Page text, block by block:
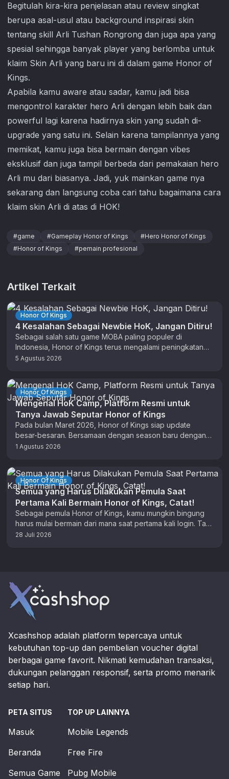
Begitulah kira-kira penjelasan atau review singkat
berupa asal-usul atau background inspirasi skin
tentang skill Arli Tushan Rongrong dan juga apa yang
spesial sehingga banyak player yang berlomba untuk
klaim Skin Arli yang baru ini di dalam game Honor of
Kings.
Apabila kamu aware atau sadar, kamu jadi bisa
mengontrol karakter hero Arli dengan lebih baik dan
powerful lagi karena hadirnya skin yang sudah di-
upgrade yang satu ini. Selain karena tampilannya yang
memikat, kamu juga bisa bermain dengan vibes
eksklusif dan juga tampil berbeda dari pemakaian hero
Arli mu dari biasanya. Jadi, yuk mainkan game nya
sekarang dan langsung coba cari tahu bagaimana cara
klaim skin Arli di atas di HOK!
#game #Gameplay Honor of Kings #Hero Honor of Kings
#Honor of Kings #pemain profesional
Artikel Terkait
Honor Of Kings
4 Kesalahan Sebagai Newbie HoK, Jangan Ditiru!
Sebagai salah satu game MOBA paling populer di
Indonesia, Honor of Kings terus mengalami peningkatan
player dari tahun ke tahun. …
5 Agustus 2026
Honor Of Kings
Mengenal HoK Camp, Platform Resmi untuk
Tanya Jawab Seputar Honor of Kings
Pada bulan Maret 2026, Honor of Kings siap update
besar-besaran. Bersamaan dengan season baru dengan
tema update HoK Flow, ada …
1 Agustus 2026
Honor Of Kings
Semua yang Harus Dilakukan Pemula Saat
Pertama Kali Bermain Honor of Kings, Catat!
Sebagai pemula Honor of Kings, kamu mungkin bingung
harus mulai bermain dari mana saat pertama kali login. Tapi
tidak perlu …
28 Juli 2026
Xcashshop adalah platform tepercaya untuk
kebutuhan top-up dan pembelian voucher digital
berbagai game favorit. Nikmati kemudahan transaksi,
dukungan pelanggan responsif, serta promo menarik
setiap hari.
PETA SITUS
Masuk
Beranda
Semua Game
TOP UP LAINNYA
Mobile Legends
Free Fire
Pubg Mobile